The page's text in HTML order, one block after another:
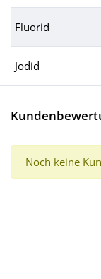
Fluorid
Jodid
Noch keine